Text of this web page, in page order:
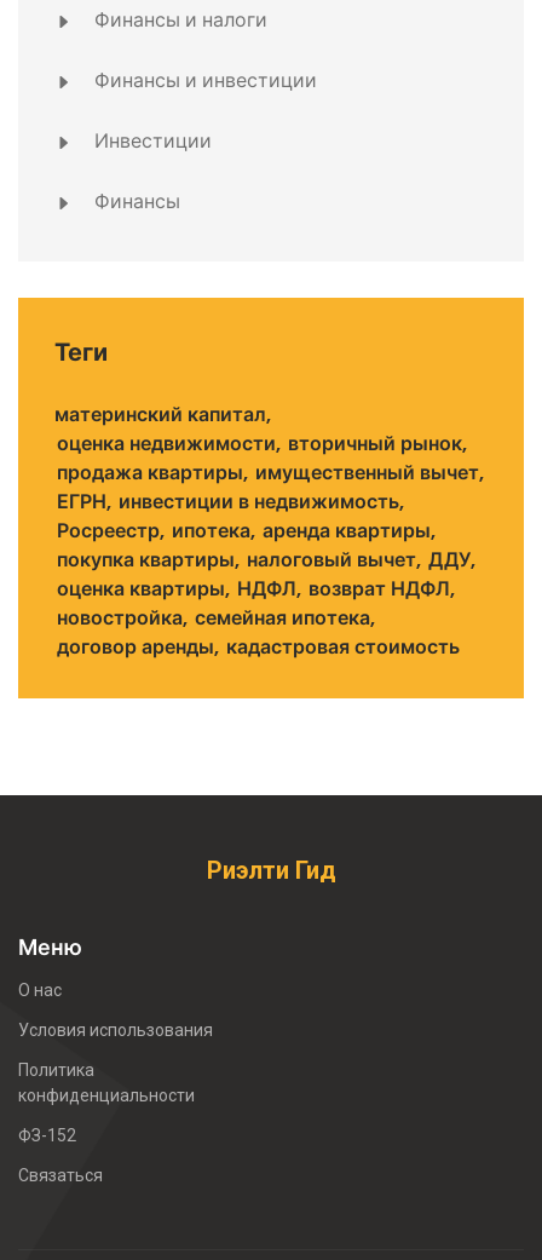
Финансы и налоги
Финансы и инвестиции
Инвестиции
Финансы
Теги
материнский капитал
оценка недвижимости вторичный рынок
продажа квартиры имущественный вычет
ЕГРН инвестиции в недвижимость
Росреестр ипотека аренда квартиры
покупка квартиры налоговый вычет ДДУ
оценка квартиры НДФЛ возврат НДФЛ
новостройка семейная ипотека
договор аренды кадастровая стоимость
Риэлти Гид
Меню
О нас
Условия использования
Политика
конфиденциальности
ФЗ-152
Связаться